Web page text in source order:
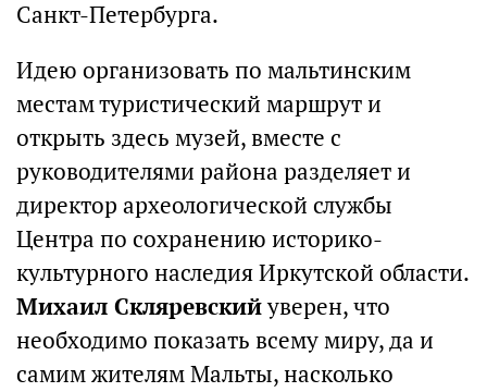
Санкт-Петербурга.
Идею организовать по мальтинским
местам туристический маршрут и
открыть здесь музей, вместе с
руководителями района разделяет и
директор археологической службы
Центра по сохранению историко-
культурного наследия Иркутской области.
Михаил Скляревскийуверен, что
необходимо показать всему миру, да и
самим жителям Мальты, насколько